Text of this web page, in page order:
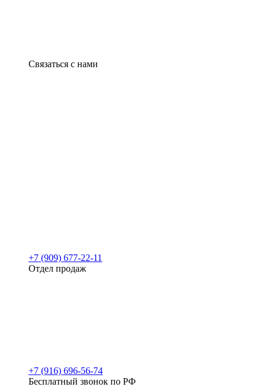
Связаться с нами
+7 (909) 677-22-11
Отдел продаж
+7 (916) 696-56-74
Бесплатный звонок по РФ